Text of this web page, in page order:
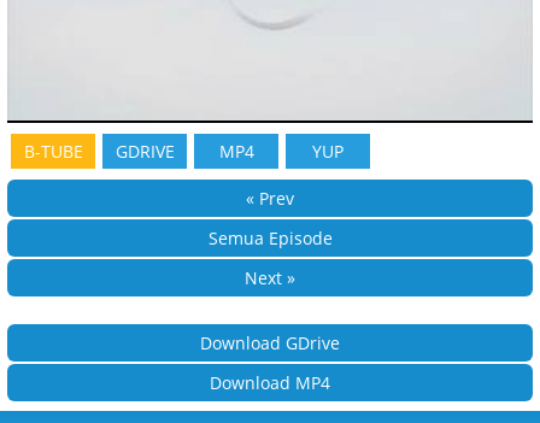
B-TUBE GDRIVE MP4 YUP
« Prev
Semua Episode
Next »
Download GDrive
Download MP4